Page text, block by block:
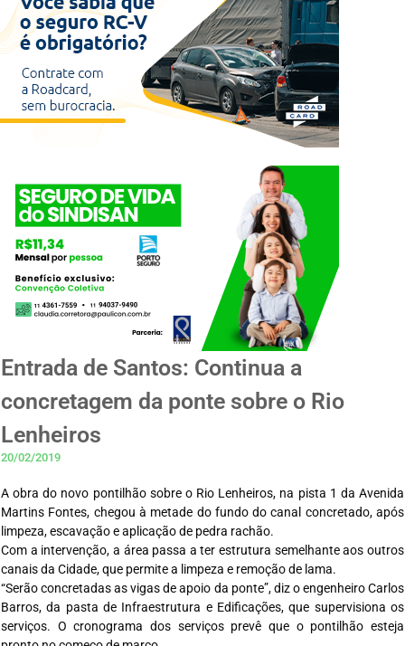
Entrada de Santos: Continua a
concretagem da ponte sobre o Rio
Lenheiros
20/02/2019
A obra do novo pontilhão sobre o Rio Lenheiros, na pista 1 da Avenida
Martins Fontes, chegou à metade do fundo do canal concretado, após
limpeza, escavação e aplicação de pedra rachão.
Com a intervenção, a área passa a ter estrutura semelhante aos outros
canais da Cidade, que permite a limpeza e remoção de lama.
“Serão concretadas as vigas de apoio da ponte”, diz o engenheiro Carlos
Barros, da pasta de Infraestrutura e Edificações, que supervisiona os
serviços. O cronograma dos serviços prevê que o pontilhão esteja